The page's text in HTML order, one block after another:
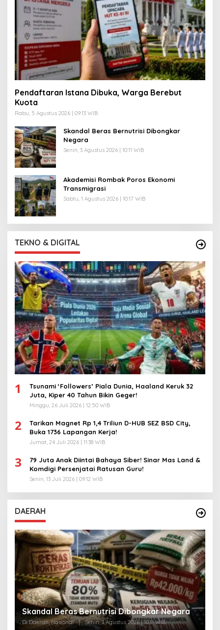
Pendaftaran Istana Dibuka, Warga Berebut
Kuota
Rabu, 5 Agustus 2026 | 09:13 WIB
Skandal Beras Bernutrisi Dibongkar
Negara
Senin, 3 Agustus 2026 | 10:11 WIB
Akademisi Rombak Poros Ekonomi
Transmigrasi
Sabtu, 1 Agustus 2026 | 10:17 WIB
TEKNO & DIGITAL
1
Tsunami ‘Followers’ Piala Dunia, Haaland Keruk 32
Juta, Kiper 40 Tahun Bikin Geger!
Minggu, 26 Juli 2026 | 12:50 WIB
2
Tarikan Magnet Rp 1,4 Triliun D-HUB SEZ BSD City,
Buka 1736 Lapangan Kerja!
Jumat, 24 Juli 2026 | 11:38 WIB
3
79 Juta Anak Diintai Bahaya Siber! Sinar Mas Land &
Komdigi Persenjatai Ratusan Guru!
Senin, 13 Juli 2026 | 09:12 WIB
DAERAH
Skandal Beras Bernutrisi Dibongkar Negara
Di Daerah, Nasional | Senin, 3 Agustus 2026 | 10:11 WIB